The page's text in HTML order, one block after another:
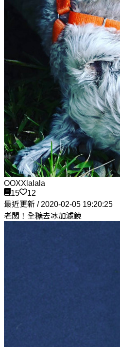
OOXXlalala
15
12
最近更新 / 2020-02-05 19:20:25
老闆！全糖去冰加濾鏡